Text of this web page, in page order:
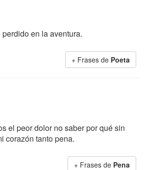
en la aventura.
+ Frases de Poeta
el peor dolor no saber por qué sin
corazón tanto pena.
+ Frases de Pena